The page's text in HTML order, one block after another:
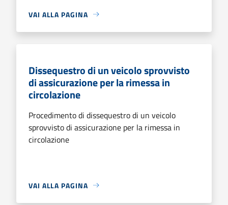
VAI ALLA PAGINA
Dissequestro di un veicolo sprovvisto
di assicurazione per la rimessa in
circolazione
Procedimento di dissequestro di un veicolo
sprovvisto di assicurazione per la rimessa in
circolazione
VAI ALLA PAGINA